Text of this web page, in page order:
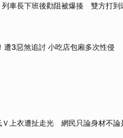
列車長下班後勸阻被爆揍 雙方打到
遭3惡煞追討 小吃店包廂多次性侵
Ｖ上衣遭扯走光 網民只論身材不論